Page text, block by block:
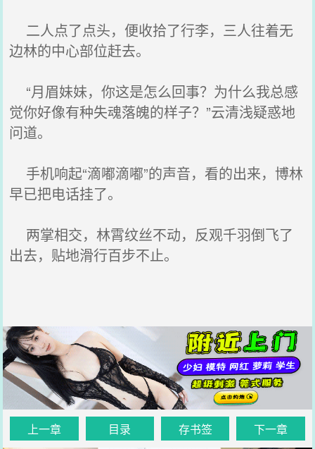
二人点了点头，便收拾了行李，三人往着无
边林的中心部位赶去。
“月眉妹妹，你这是怎么回事？为什么我总感
觉你好像有种失魂落魄的样子？”云清浅疑惑地
问道。
手机响起“滴嘟滴嘟”的声音，看的出来，博林
早已把电话挂了。
两掌相交，林霄纹丝不动，反观千羽倒飞了
出去，贴地滑行百步不止。
上一章 目录 存书签 下一章